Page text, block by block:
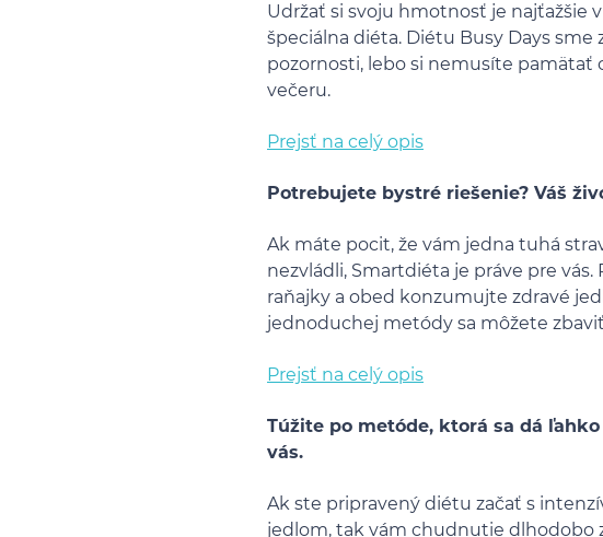
Udržať si svoju hmotnosť je najťažšie
špeciálna diéta. Diétu Busy Days
pozornosti, lebo si nemusíte pamätať
večeru.
Prejsť na celý opis
Potrebujete bystré riešenie? Váš
Ak máte pocit, že vám jedna tuhá
nezvládli, Smartdiéta je práve pre
raňajky a obed konzumujte zdravé
jednoduchej metódy sa môžete
Prejsť na celý opis
Túžite po metóde, ktorá sa dá
vás.
Ak ste pripravený diétu začať s
jedlom, tak vám chudnutie dlhodobo